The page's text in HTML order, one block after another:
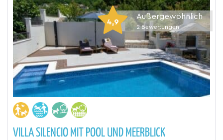
4,9
Außergewöhnlich
2 Bewertungen
VILLA SILENCIO MIT POOL UND MEERBLICK